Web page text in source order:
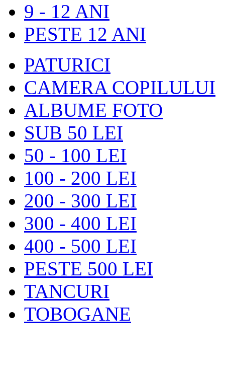
9 - 12 ANI
PESTE 12 ANI
PATURICI
CAMERA COPILULUI
ALBUME FOTO
SUB 50 LEI
50 - 100 LEI
100 - 200 LEI
200 - 300 LEI
300 - 400 LEI
400 - 500 LEI
PESTE 500 LEI
TANCURI
TOBOGANE